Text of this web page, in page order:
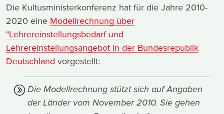
Die Kultusministerkonferenz hat für die Jahre 2010-
2020 eine Modellrechnung über
"Lehrereinstellungsbedarf und
Lehrereinstellungsangebot in der Bundesrepublik
Deutschland vorgestellt:
Die Modellrechnung stützt sich auf Angaben
der Länder vom November 2010. Sie gehen